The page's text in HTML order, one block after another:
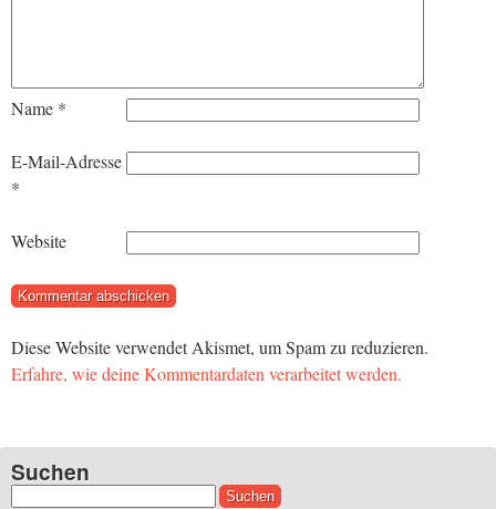
Name *
E-Mail-Adresse
*
Website
Diese Website verwendet Akismet, um Spam zu reduzieren.
Erfahre, wie deine Kommentardaten verarbeitet werden.
Suchen